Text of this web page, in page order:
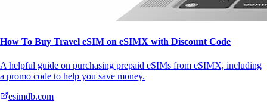
How To Buy Travel eSIM on eSIMX with Discount Code
A helpful guide on purchasing prepaid eSIMs from eSIMX, including
a promo code to help you save money.
esimdb.com